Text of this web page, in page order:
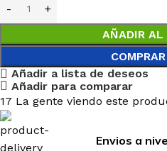
AÑADIR AL
Añadir a lista de deseos
Añadir para comparar
17 La gente viendo este
Envios a